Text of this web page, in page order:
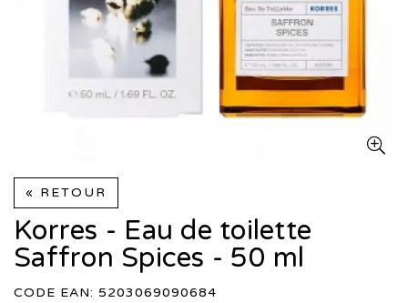
« RETOUR
Korres - Eau de toilette
Saffron Spices - 50 ml
CODE EAN: 5203069090684